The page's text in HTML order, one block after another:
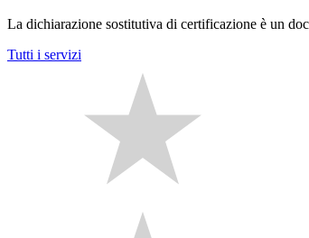
La dichiarazione sostitutiva di certificazione è un
Tutti i servizi